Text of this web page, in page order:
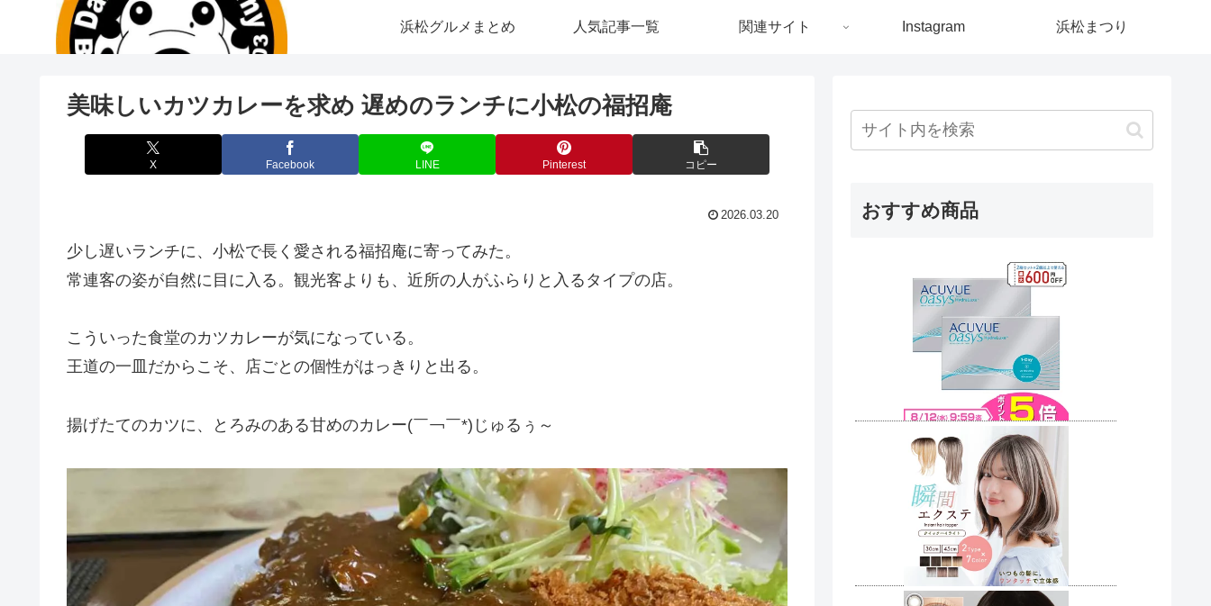
浜松グルメまとめ 人気記事一覧 関連サイト Instagram 浜松まつり
美味しいカツカレーを求め 遅めのランチに小松の福招庵
X Facebook LINE Pinterest コピー
2026.03.20
少し遅いランチに、小松で長く愛される福招庵に寄ってみた。
常連客の姿が自然に目に入る。観光客よりも、近所の人がふらりと入るタイプの店。
こういった食堂のカツカレーが気になっている。
王道の一皿だからこそ、店ごとの個性がはっきりと出る。
揚げたてのカツに、とろみのある甘めのカレー(￣￢￣*)じゅるぅ～
おすすめ商品